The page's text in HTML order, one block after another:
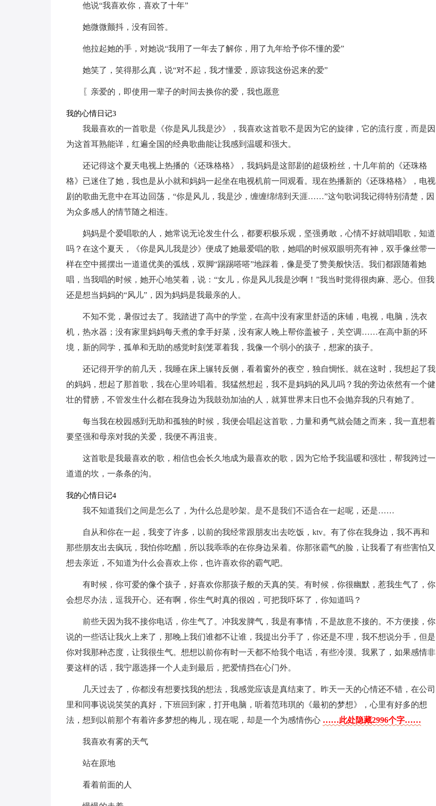
他说“我喜欢你，喜欢了十年”
她微微颤抖，没有回答。
他拉起她的手，对她说“我用了一年去了解你，用了九年给予你不懂的爱”
她笑了，笑得那么真，说“对不起，我才懂爱，原谅我这份迟来的爱”
〖亲爱的，即使用一辈子的时间去换你的爱，我也愿意
我的心情日记3
我最喜欢的一首歌是《你是风儿我是沙》，我喜欢这首歌不是因为它的旋律，它的流行度，而是因
为这首耳熟能详，红遍全国的经典歌曲能让我感到温暖和强大。
还记得这个夏天电视上热播的《还珠格格》，我妈妈是这部剧的超级粉丝，十几年前的《还珠格
格》已迷住了她，我也是从小就和妈妈一起坐在电视机前一同观看。现在热播新的《还珠格格》，电视
剧的歌曲无意中在耳边回荡，“你是风儿，我是沙，缠缠绵绵到天涯……”这句歌词我记得特别清楚，因
为众多感人的情节随之相连。
妈妈是个爱唱歌的人，她常说无论发生什么，都要积极乐观，坚强勇敢，心情不好就唱唱歌，知道
吗？在这个夏天，《你是风儿我是沙》便成了她最爱唱的歌，她唱的时候双眼明亮有神，双手像丝带一
样在空中摇摆出一道道优美的弧线，双脚“踢踢嗒嗒”地踩着，像是受了赞美般快活。我们都跟随着她
唱，当我唱的时候，她开心地笑着，说：“女儿，你是风儿我是沙啊！”我当时觉得很肉麻、恶心。但我
还是想当妈妈的“风儿”，因为妈妈是我最亲的人。
不知不觉，暑假过去了。我踏进了高中的学堂，在高中没有家里舒适的床铺，电视，电脑，洗衣
机，热水器；没有家里妈妈每天煮的拿手好菜，没有家人晚上帮你盖被子，关空调……在高中新的环
境，新的同学，孤单和无助的感觉时刻笼罩着我，我像一个弱小的孩子，想家的孩子。
还记得开学的前几天，我睡在床上辗转反侧，看着窗外的夜空，独自惆怅。就在这时，我想起了我
的妈妈，想起了那首歌，我在心里吟唱着。我猛然想起，我不是妈妈的风儿吗？我的旁边依然有一个健
壮的臂膀，不管发生什么都在我身边为我鼓劲加油的人，就算世界末日也不会抛弃我的只有她了。
每当我在校园感到无助和孤独的时候，我便会唱起这首歌，力量和勇气就会随之而来，我一直想着
要坚强和母亲对我的关爱，我便不再沮丧。
这首歌是我最喜欢的歌，相信也会长久地成为最喜欢的歌，因为它给予我温暖和强壮，帮我跨过一
道道的坎，一条条的沟。
我的心情日记4
我不知道我们之间是怎么了，为什么总是吵架。是不是我们不适合在一起呢，还是……
自从和你在一起，我变了许多，以前的我经常跟朋友出去吃饭，ktv。有了你在我身边，我不再和
那些朋友出去疯玩，我怕你吃醋，所以我乖乖的在你身边呆着。你那张霸气的脸，让我看了有些害怕又
想去亲近，不知道为什么会喜欢上你，也许喜欢你的霸气吧。
有时候，你可爱的像个孩子，好喜欢你那孩子般的天真的笑。有时候，你很幽默，惹我生气了，你
会想尽办法，逗我开心。还有啊，你生气时真的很凶，可把我吓坏了，你知道吗？
前些天因为我不接你电话，你生气了。冲我发脾气，我是有事情，不是故意不接的。不方便接，你
说的一些话让我火上来了，那晚上我们谁都不让谁，我提出分手了，你还是不理，我不想说分手，但是
你对我那种态度，让我很生气。想想以前你有时一天都不给我个电话，有些冷漠。我累了，如果感情非
要这样的话，我宁愿选择一个人走到最后，把爱情挡在心门外。
几天过去了，你都没有想要找我的想法，我感觉应该是真结束了。昨天一天的心情还不错，在公司
里和同事说说笑笑的真好，下班回到家，打开电脑，听着范玮琪的《最初的梦想》，心里有好多的想
法，想到以前那个有着许多梦想的梅儿，现在呢，却是一个为感情伤心 ……此处隐藏2996个字……
我喜欢有雾的天气
站在原地
看着前面的人